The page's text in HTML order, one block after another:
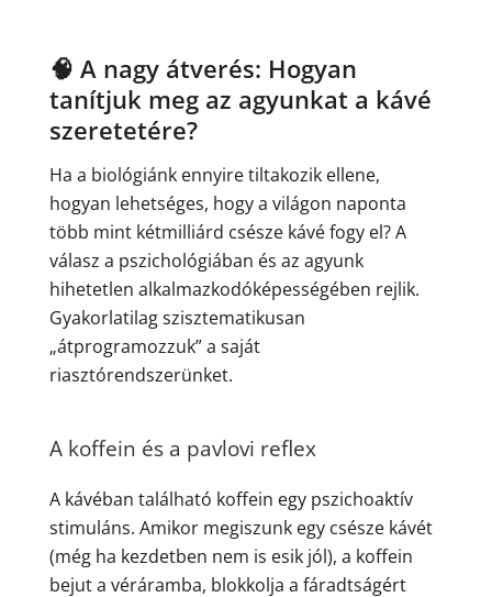
🧠 A nagy átverés: Hogyan
tanítjuk meg az agyunkat a kávé
szeretetére?
Ha a biológiánk ennyire tiltakozik ellene,
hogyan lehetséges, hogy a világon naponta
több mint kétmilliárd csésze kávé fogy el? A
válasz a pszichológiában és az agyunk
hihetetlen alkalmazkodóképességében rejlik.
Gyakorlatilag szisztematikusan
„átprogramozzuk” a saját
riasztórendszerünket.
A koffein és a pavlovi reflex
A kávéban található koffein egy pszichoaktív
stimuláns. Amikor megiszunk egy csésze kávét
(még ha kezdetben nem is esik jól), a koffein
bejut a véráramba, blokkolja a fáradtságért